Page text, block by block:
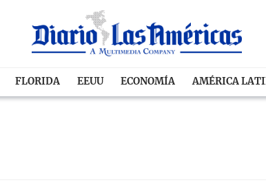
FLORIDA EEUU ECONOMÍA AMÉRICA